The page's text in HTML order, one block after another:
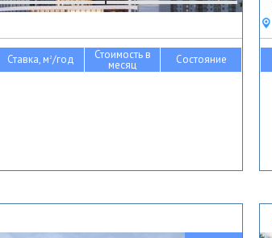
Ставка, м2/год Стоимость в
месяц Состояние